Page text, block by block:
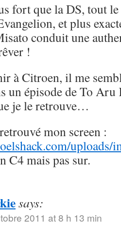
fort que la DS, tout
et plus
conduit une
!
à Citroen, il me
un épisode de To
je le retrouve…
mon screen :
uploads/
C4 mais pas sur.
says:
2011 at 8 h 13 min